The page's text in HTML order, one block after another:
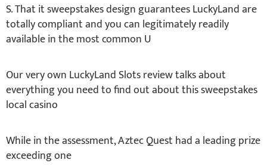
S. That it sweepstakes design guarantees LuckyLand are
totally compliant and you can legitimately readily
available in the most common U
Our very own LuckyLand Slots review talks about
everything you need to find out about this sweepstakes
local casino
While in the assessment, Aztec Quest had a leading prize
exceeding one